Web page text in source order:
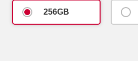
256GB